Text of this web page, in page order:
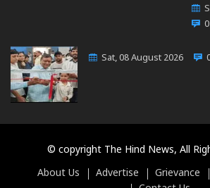
0
Sat, 08 August 2026
© copyright The Hind News, All
About Us
Advertise Grievance